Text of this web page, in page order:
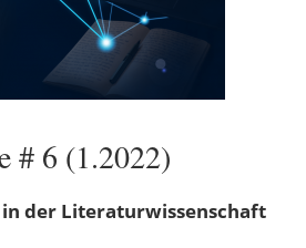
# 6 (1.2022)
der Literaturwissenschaft